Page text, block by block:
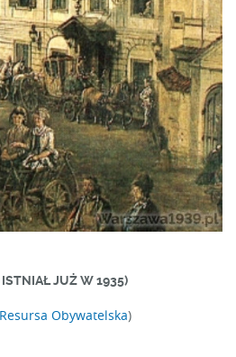
JUŻ W 1935)
Resursa Obywatelska)